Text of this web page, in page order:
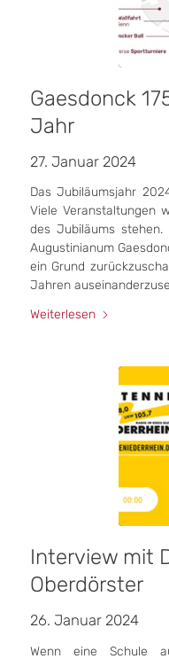
Gaesdonck
Jahr
27. Januar 2024
Das Jubiläumsjahr
Viele Veranstaltungen
des Jubiläums
Augustinianum
ein Grund
Jahren
Weiterlesen
Interview mit
Oberdörster
26. Januar 2024
Wenn eine Schule